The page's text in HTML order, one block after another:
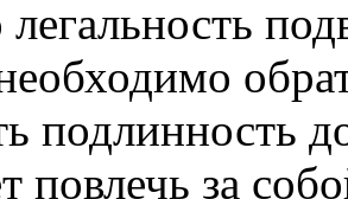
легальность
подлинность
за